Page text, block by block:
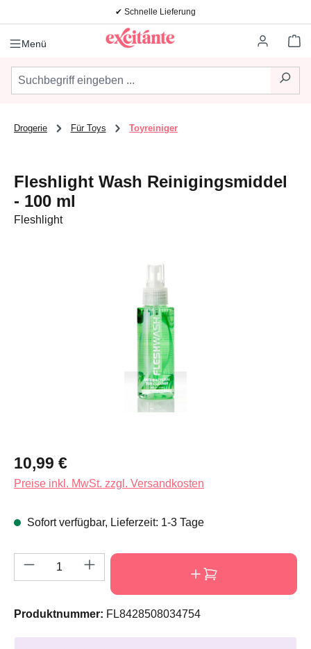
Zum Hauptinhalt springen✔ Schnelle Lieferung
Menü
Drogerie Für Toys Toyreiniger
Fleshlight Wash Reinigingsmiddel
- 100 ml
Fleshlight
Regulärer Preis:
10,99 €
Preise inkl. MwSt. zzgl. Versandkosten
Sofort verfügbar, Lieferzeit: 1-3 Tage
Produkt Anzahl: Gib den gewünschten
Produktnummer: FL8428508034754